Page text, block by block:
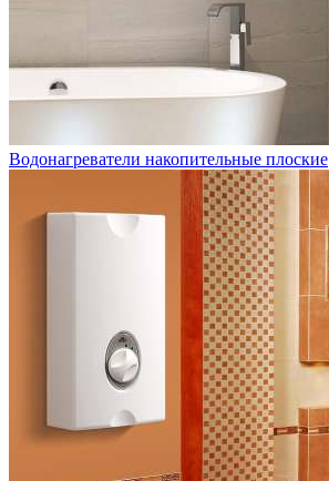
Водонагреватели накопительные плоские